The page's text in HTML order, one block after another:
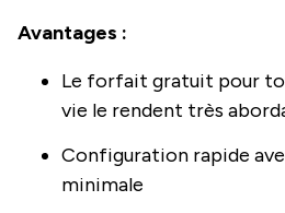
Avantages :
Le forfait gratuit pour
vie le rendent très
Configuration rapide
minimale